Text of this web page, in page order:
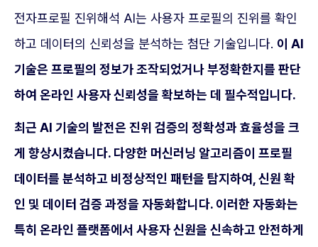
전자프로필 진위해석 AI는 사용자 프로필의 진위를 확인
하고 데이터의 신뢰성을 분석하는 첨단 기술입니다. 이 AI
기술은 프로필의 정보가 조작되었거나 부정확한지를 판단
하여 온라인 사용자 신뢰성을 확보하는 데 필수적입니다.
최근 AI 기술의 발전은 진위 검증의 정확성과 효율성을 크
게 향상시켰습니다. 다양한 머신러닝 알고리즘이 프로필
데이터를 분석하고 비정상적인 패턴을 탐지하여, 신원 확
인 및 데이터 검증 과정을 자동화합니다. 이러한 자동화는
특히 온라인 플랫폼에서 사용자 신원을 신속하고 안전하게